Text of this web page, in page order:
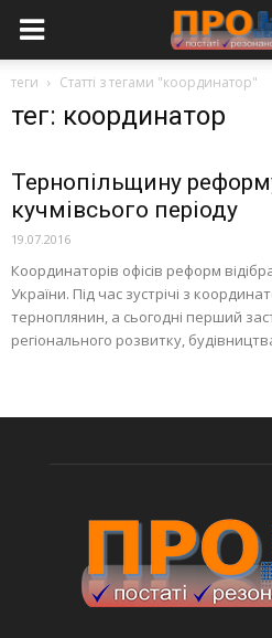
теги Статті з тегами "координатор"
тег: координатор
Тернопільщину
кучмівсього періоду
19.07.2016
Координаторів офісів реформ
України. Під час зустрічі з
терноплянин, а сьогодні перший
регіонального розвитку,